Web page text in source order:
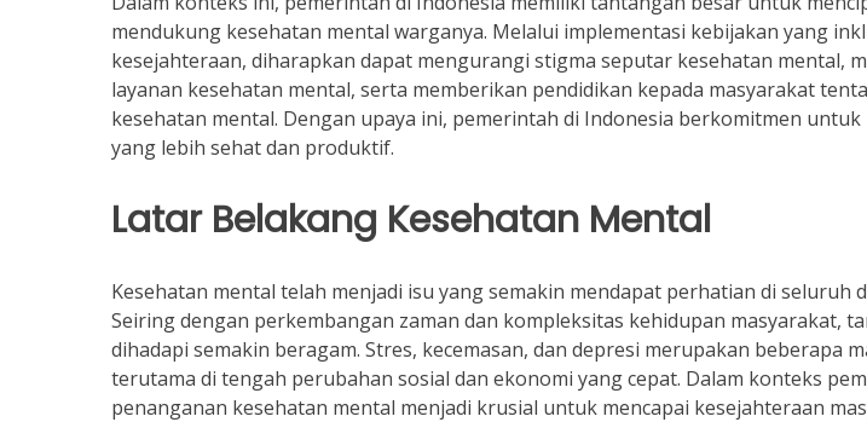
mendukung kesehatan mental warganya. Melalui implementasi kebijakan yang
kesejahteraan, diharapkan dapat mengurangi stigma seputar kesehatan mental,
layanan kesehatan mental, serta memberikan pendidikan kepada masyarakat
kesehatan mental. Dengan upaya ini, pemerintah di Indonesia berkomitmen
yang lebih sehat dan produktif.
Latar Belakang Kesehatan Mental
Kesehatan mental telah menjadi isu yang semakin mendapat perhatian di seluruh
Seiring dengan perkembangan zaman dan kompleksitas kehidupan masyarakat,
dihadapi semakin beragam. Stres, kecemasan, dan depresi merupakan beberapa
terutama di tengah perubahan sosial dan ekonomi yang cepat. Dalam konteks
penanganan kesehatan mental menjadi krusial untuk mencapai kesejahteraan